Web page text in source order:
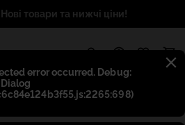
error occurred. Debug:
товари та нижчі ціни!